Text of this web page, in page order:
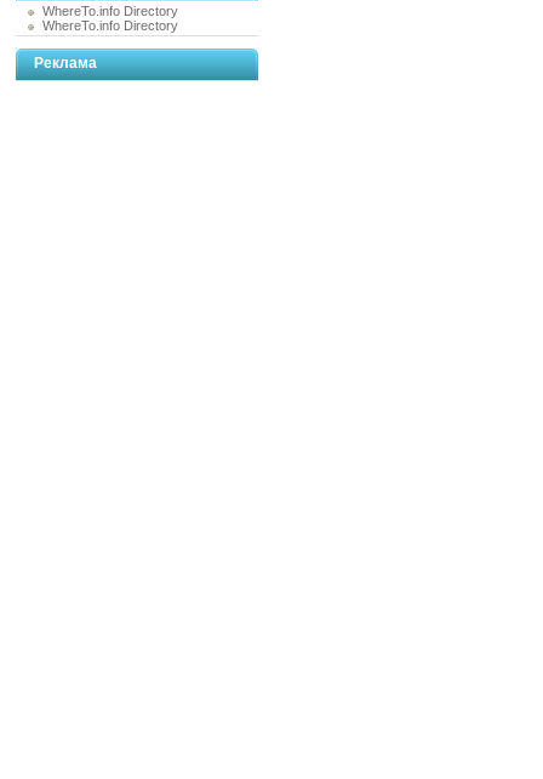
WhereTo.info Directory
WhereTo.info Directory
Реклама